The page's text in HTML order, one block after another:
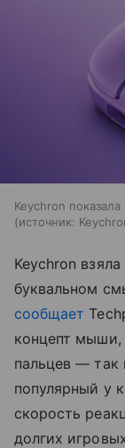
Keychron
источник:
Keychron
буквальном
сообщает
концепт мыши,
пальцев —
популярный у
скорость
долгих